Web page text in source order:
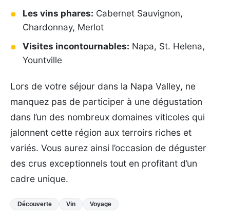
Les vins phares: Cabernet Sauvignon,
Chardonnay, Merlot
Visites incontournables: Napa, St. Helena,
Yountville
Lors de votre séjour dans la Napa Valley, ne
manquez pas de participer à une dégustation
dans l’un des nombreux domaines viticoles qui
jalonnent cette région aux terroirs riches et
variés. Vous aurez ainsi l’occasion de déguster
des crus exceptionnels tout en profitant d’un
cadre unique.
Découverte Vin Voyage